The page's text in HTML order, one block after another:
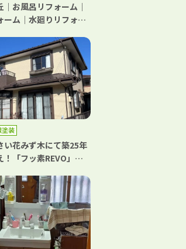
お風呂リフォーム｜
ーム｜水廻りリフォー
H様邸
塗装
い花みず木にて築25年
「フッ素REVO」
ャネツサーモF」で美
一新｜色彩デザイン｜
ン・ラセットブラウ
バーグ仕上げ